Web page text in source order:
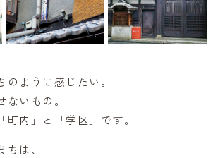
のように感じたい。
ないもの。
町内」と「学区」です。
ちは、